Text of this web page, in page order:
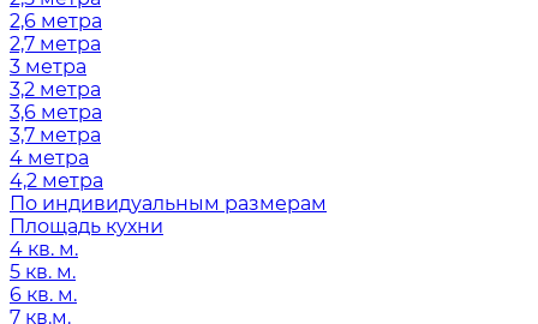
2,6 метра
2,7 метра
3 метра
3,2 метра
3,6 метра
3,7 метра
4 метра
4,2 метра
По индивидуальным размерам
Площадь кухни
4 кв. м.
5 кв. м.
6 кв. м.
7 кв.м.